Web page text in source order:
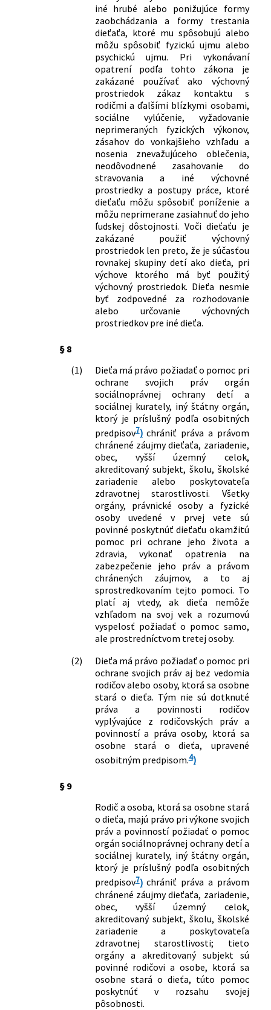
iné hrubé alebo ponižujúce formy
zaobchádzania a formy trestania
dieťaťa, ktoré mu spôsobujú alebo
môžu spôsobiť fyzickú ujmu alebo
psychickú ujmu. Pri vykonávaní
opatrení podľa tohto zákona je
zakázané používať ako výchovný
prostriedok zákaz kontaktu s
rodičmi a ďalšími blízkymi osobami,
sociálne vylúčenie, vyžadovanie
neprimeraných fyzických výkonov,
zásahov do vonkajšieho vzhľadu a
nosenia znevažujúceho oblečenia,
neodôvodnené zasahovanie do
stravovania a iné výchovné
prostriedky a postupy práce, ktoré
dieťaťu môžu spôsobiť poníženie a
môžu neprimerane zasiahnuť do jeho
ľudskej dôstojnosti. Voči dieťaťu je
zakázané použiť výchovný
prostriedok len preto, že je súčasťou
rovnakej skupiny detí ako dieťa, pri
výchove ktorého má byť použitý
výchovný prostriedok. Dieťa nesmie
byť zodpovedné za rozhodovanie
alebo určovanie výchovných
prostriedkov pre iné dieťa.
§ 8
(1)
Dieťa má právo požiadať o pomoc pri
ochrane svojich práv orgán
sociálnoprávnej ochrany detí a
sociálnej kurately, iný štátny orgán,
ktorý je príslušný podľa osobitných
predpisov7)chrániť práva a právom
chránené záujmy dieťaťa, zariadenie,
obec, vyšší územný celok,
akreditovaný subjekt, školu, školské
zariadenie alebo poskytovateľa
zdravotnej starostlivosti. Všetky
orgány, právnické osoby a fyzické
osoby uvedené v prvej vete sú
povinné poskytnúť dieťaťu okamžitú
pomoc pri ochrane jeho života a
zdravia, vykonať opatrenia na
zabezpečenie jeho práv a právom
chránených záujmov, a to aj
sprostredkovaním tejto pomoci. To
platí aj vtedy, ak dieťa nemôže
vzhľadom na svoj vek a rozumovú
vyspelosť požiadať o pomoc samo,
ale prostredníctvom tretej osoby.
(2)
Dieťa má právo požiadať o pomoc pri
ochrane svojich práv aj bez vedomia
rodičov alebo osoby, ktorá sa osobne
stará o dieťa. Tým nie sú dotknuté
práva a povinnosti rodičov
vyplývajúce z rodičovských práv a
povinností a práva osoby, ktorá sa
osobne stará o dieťa, upravené
osobitným predpisom.4)
§ 9
Rodič a osoba, ktorá sa osobne stará
o dieťa, majú právo pri výkone svojich
práv a povinností požiadať o pomoc
orgán sociálnoprávnej ochrany detí a
sociálnej kurately, iný štátny orgán,
ktorý je príslušný podľa osobitných
predpisov7)chrániť práva a právom
chránené záujmy dieťaťa, zariadenie,
obec, vyšší územný celok,
akreditovaný subjekt, školu, školské
zariadenie a poskytovateľa
zdravotnej starostlivosti; tieto
orgány a akreditovaný subjekt sú
povinné rodičovi a osobe, ktorá sa
osobne stará o dieťa, túto pomoc
poskytnúť v rozsahu svojej
pôsobnosti.